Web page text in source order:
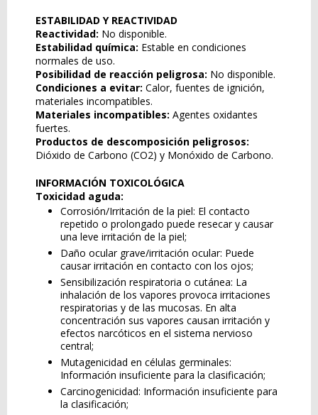
ESTABILIDAD Y REACTIVIDAD
Reactividad: No disponible.
Estabilidad química: Estable en condiciones
normales de uso.
Posibilidad de reacción peligrosa: No disponible.
Condiciones a evitar: Calor, fuentes de ignición,
materiales incompatibles.
Materiales incompatibles: Agentes oxidantes
fuertes.
Productos de descomposición peligrosos:
Dióxido de Carbono (CO2) y Monóxido de Carbono.
INFORMACIÓN TOXICOLÓGICA
Toxicidad aguda:
Corrosión/Irritación de la piel: El contacto
repetido o prolongado puede resecar y causar
una leve irritación de la piel;
Daño ocular grave/irritación ocular: Puede
causar irritación en contacto con los ojos;
Sensibilización respiratoria o cutánea: La
inhalación de los vapores provoca irritaciones
respiratorias y de las mucosas. En alta
concentración sus vapores causan irritación y
efectos narcóticos en el sistema nervioso
central;
Mutagenicidad en células germinales:
Información insuficiente para la clasificación;
Carcinogenicidad: Información insuficiente para
la clasificación;